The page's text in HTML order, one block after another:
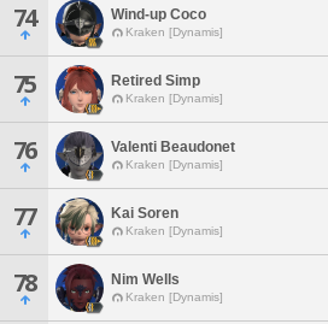
74 Wind-up Coco
Kraken [Dynamis]
75 Retired Simp
Kraken [Dynamis]
76 Valenti Beaudonet
Kraken [Dynamis]
77 Kai Soren
Kraken [Dynamis]
78 Nim Wells
Kraken [Dynamis]